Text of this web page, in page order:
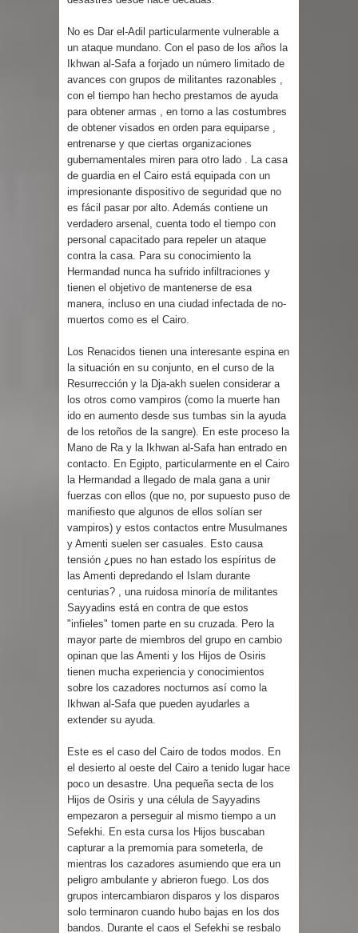
No es Dar el-Adil particularmente vulnerable a
un ataque mundano. Con el paso de los años la
Ikhwan al-Safa a forjado un número limitado de
avances con grupos de militantes razonables ,
con el tiempo han hecho prestamos de ayuda
para obtener armas , en torno a las costumbres
de obtener visados en orden para equiparse ,
entrenarse y que ciertas organizaciones
gubernamentales miren para otro lado . La casa
de guardia en el Cairo está equipada con un
impresionante dispositivo de seguridad que no
es fácil pasar por alto. Además contiene un
verdadero arsenal, cuenta todo el tiempo con
personal capacitado para repeler un ataque
contra la casa. Para su conocimiento la
Hermandad nunca ha sufrido infiltraciones y
tienen el objetivo de mantenerse de esa
manera, incluso en una ciudad infectada de no-
muertos como es el Cairo.
Los Renacidos tienen una interesante espina en
la situación en su conjunto, en el curso de la
Resurrección y la Dja-akh suelen considerar a
los otros como vampiros (como la muerte han
ido en aumento desde sus tumbas sin la ayuda
de los retoños de la sangre). En este proceso la
Mano de Ra y la Ikhwan al-Safa han entrado en
contacto. En Egipto, particularmente en el Cairo
la Hermandad a llegado de mala gana a unir
fuerzas con ellos (que no, por supuesto puso de
manifiesto que algunos de ellos solían ser
vampiros) y estos contactos entre Musulmanes
y Amenti suelen ser casuales. Esto causa
tensión ¿pues no han estado los espíritus de
las Amenti depredando el Islam durante
centurias? , una ruidosa minoría de militantes
Sayyadins está en contra de que estos
"infieles" tomen parte en su cruzada. Pero la
mayor parte de miembros del grupo en cambio
opinan que las Amenti y los Hijos de Osiris
tienen mucha experiencia y conocimientos
sobre los cazadores nocturnos así como la
Ikhwan al-Safa que pueden ayudarles a
extender su ayuda.
Este es el caso del Cairo de todos modos. En
el desierto al oeste del Cairo a tenido lugar hace
poco un desastre. Una pequeña secta de los
Hijos de Osiris y una célula de Sayyadins
empezaron a perseguir al mismo tiempo a un
Sefekhi. En esta cursa los Hijos buscaban
capturar a la premomia para someterla, de
mientras los cazadores asumiendo que era un
peligro ambulante y abrieron fuego. Los dos
grupos intercambiaron disparos y los disparos
solo terminaron cuando hubo bajas en los dos
bandos. Durante el caos el Sefekhi se resbalo